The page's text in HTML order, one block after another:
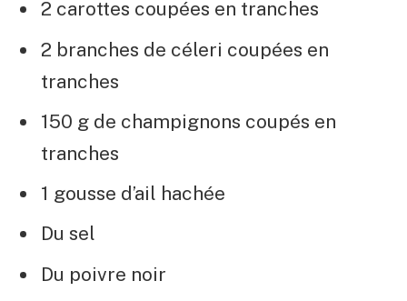
2 carottes coupées en tranches
2 branches de céleri coupées en
tranches
150 g de champignons coupés en
tranches
1 gousse d’ail hachée
Du sel
Du poivre noir